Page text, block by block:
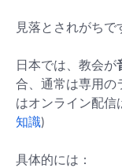
見落とされがちで
日本では、教会が
合、通常は専用の
はオンライン配信
知識)
具体的には：